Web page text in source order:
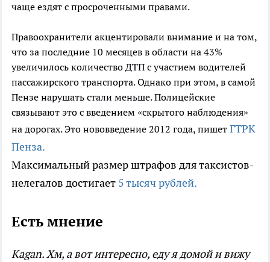
чаще ездят с просроченными правами.
Правоохранители акцентировали внимание и на том,
что за последние 10 месяцев в области на 43%
увеличилось количество ДТП с участием водителей
пассажирского транспорта. Однако при этом, в самой
Пензе нарушать стали меньше. Полицейские
связывают это с введением «скрытого наблюдения»
на дорогах. Это нововведение 2012 года, пишет ГТРК
Пенза.
Максимальный размер штрафов для таксистов-
нелегалов достигает 5 тысяч рублей.
Есть мнение
Kagan. Хм, а вот интересно, еду я домой и вижу